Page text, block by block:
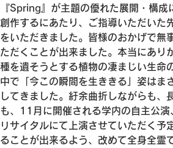
『Spring』が主題の優れた展開・構成
創作するにあたり、ご指導いただいた
をいただきました。皆様のおかげで無
ただくことが出来ました。本当にあり
種を遺そうとする植物の凄まじい生命
中で「今この瞬間を生ききる」姿はま
してきました。紆余曲折しながらも、
も、11月に開催される学内の自主公
リサイタルにて上演させていただく予
ることが出来るよう、改めて全身全霊